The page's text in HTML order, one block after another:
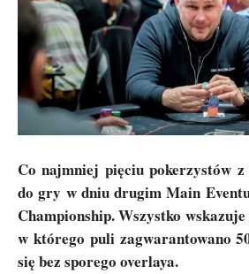
Co najmniej pięciu pokerzystów
do gry w dniu drugim Main
Championship. Wszystko
w którego puli zagwarantowano
się bez sporego overlaya.